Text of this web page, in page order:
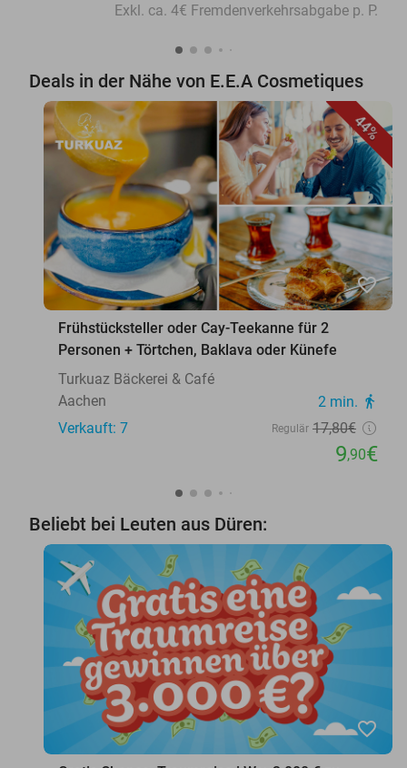
Exkl. ca. 4€ Fremdenverkehrsabgabe p. P.
Deals in der Nähe von E.E.A Cosmetiques
44%
favorite_border
Frühstücksteller oder Cay-Teekanne für 2
Personen + Törtchen, Baklava oder Künefe
Turkuaz Bäckerei & Café
Aachen
2 min. directions_walk
Verkauft: 7 Regulär 17,80€
9,90€
Beliebt bei Leuten aus Düren:
favorite_border